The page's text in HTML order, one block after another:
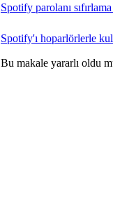
Spotify parolanı
Spotify'ı hoparlörlerle
Bu makale yararlı oldu